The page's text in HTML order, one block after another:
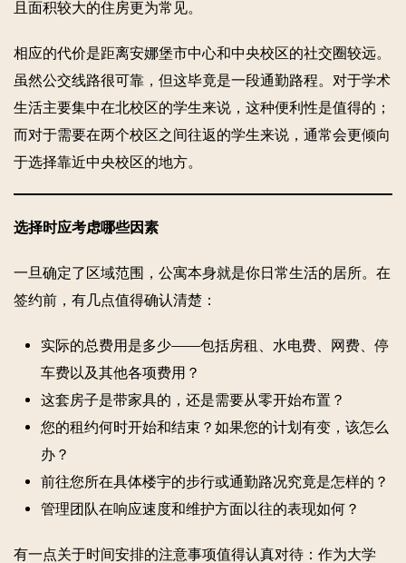
且面积较大的住房更为常见。
相应的代价是距离安娜堡市中心和中央校区的社交圈较远。
虽然公交线路很可靠，但这毕竟是一段通勤路程。对于学术
生活主要集中在北校区的学生来说，这种便利性是值得的；
而对于需要在两个校区之间往返的学生来说，通常会更倾向
于选择靠近中央校区的地方。
选择时应考虑哪些因素
一旦确定了区域范围，公寓本身就是你日常生活的居所。在
签约前，有几点值得确认清楚：
实际的总费用是多少——包括房租、水电费、网费、停
车费以及其他各项费用？
这套房子是带家具的，还是需要从零开始布置？
您的租约何时开始和结束？如果您的计划有变，该怎么
办？
前往您所在具体楼宇的步行或通勤路况究竟是怎样的？
管理团队在响应速度和维护方面以往的表现如何？
有一点关于时间安排的注意事项值得认真对待：作为大学